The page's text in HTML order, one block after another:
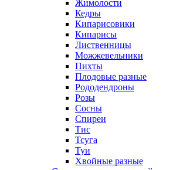
Жимолости
Кедры
Кипарисовики
Кипарисы
Лиственницы
Можжевельники
Пихты
Плодовые разные
Рододендроны
Розы
Сосны
Спиреи
Тис
Тсуга
Туи
Хвойные разные